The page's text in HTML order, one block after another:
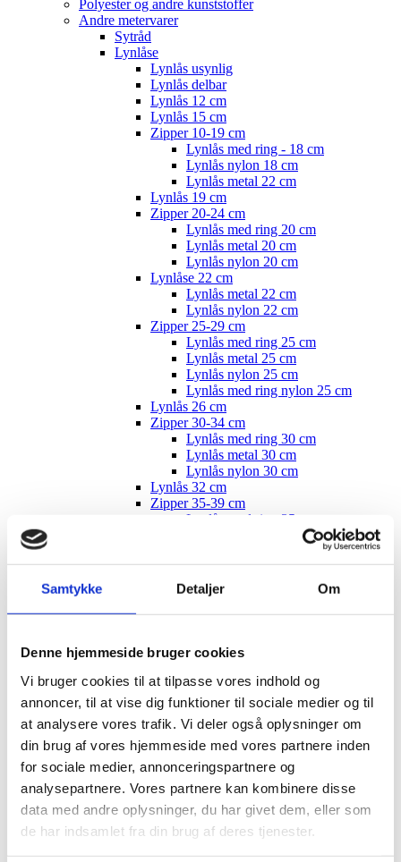
Samtykke Detaljer Om
Denne hjemmeside bruger cookies
Vi bruger cookies til at tilpasse vores indhold og
annoncer, til at vise dig funktioner til sociale medier og til
at analysere vores trafik. Vi deler også oplysninger om
din brug af vores hjemmeside med vores partnere inden
for sociale medier, annonceringspartnere og
analysepartnere. Vores partnere kan kombinere disse
data med andre oplysninger, du har givet dem, eller som
de har indsamlet fra din brug af deres tjenester.
Polyester og andre kunststoffer
Andre metervarer
Sytråd
Lynlåse
Lynlås usynlig
Lynlås delbar
Lynlås 12 cm
Lynlås 15 cm
Zipper 10-19 cm
Lynlås med ring - 18 cm
Lynlås nylon 18 cm
Lynlås metal 22 cm
Lynlås 19 cm
Zipper 20-24 cm
Lynlås med ring 20 cm
Lynlås metal 20 cm
Lynlås nylon 20 cm
Lynlåse 22 cm
Lynlås metal 22 cm
Lynlås nylon 22 cm
Zipper 25-29 cm
Lynlås med ring 25 cm
Lynlås metal 25 cm
Lynlås nylon 25 cm
Lynlås med ring nylon 25 cm
Lynlås 26 cm
Zipper 30-34 cm
Lynlås med ring 30 cm
Lynlås metal 30 cm
Lynlås nylon 30 cm
Lynlås 32 cm
Zipper 35-39 cm
Lynlås med ring 35 cm
Zipper 40-44 cm
Lynlås med ring 40 cm
Lynlås nylon 40 cm
Lynlås metal 40 cm
Lynlås med ring 45 cm
Lynlås 47 cm
Lynlåse 50 cm
Lynlåse 55 cm
Lynlåse 60 cm
Lynlåse 70-100 cm
Lynlås 100 cm
Lynlås 15 cm
Zipper, buttons, snaps
Bias tape
Bånd - skråbånd / kantbånd
Broderet bånd